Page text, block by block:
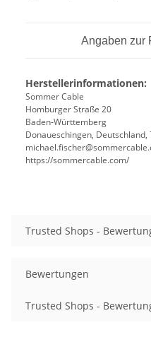
Angaben zur
Herstellerinformationen:
Sommer Cable
Homburger Straße 20
Baden-Württemberg
Donaueschingen, Deutschland,
https://sommercable.com/
Trusted Shops -
Bewertungen
Trusted Shops -